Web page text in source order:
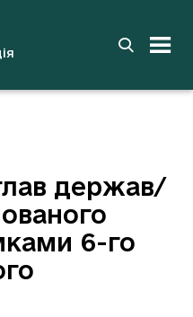
держав/
6-го